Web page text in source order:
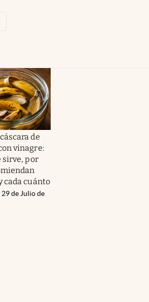
de
vinagre:
sirve, por
cada cuánto
de Julio de